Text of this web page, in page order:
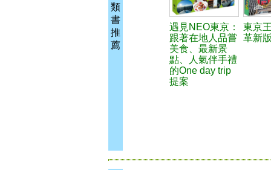
類
書
推
薦
遇見NEO東京：
跟著在地人品嘗
美食、最新景
點、人氣伴手禮
的One day trip
提案
東京
革新